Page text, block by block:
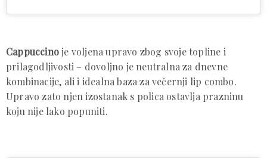
Cappuccinoje voljena upravo zbog svoje topline i
prilagodljivosti – dovoljno je neutralna za dnevne
kombinacije, ali i idealna baza za večernji lip combo.
Upravo zato njen izostanak s polica ostavlja prazninu
koju nije lako popuniti.